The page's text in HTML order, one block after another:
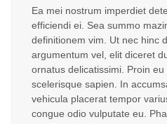
Ea mei nostrum imperdiet
efficiendi ei. Sea summo
definitionem vim. Ut nec hinc
argumentum vel, elit diceret
ornatus delicatissimi. Proin
scelerisque sapien. In
vehicula placerat tempor
congue odio vulputate eu.